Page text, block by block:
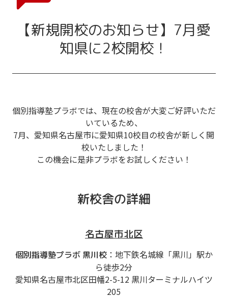
【新規開校のお知らせ】7月愛
知県に2校開校！
個別指導塾プラボでは、現在の校舎が大変ご好評いただ
いているため、
7月、愛知県名古屋市に愛知県10校目の校舎が新しく開
校いたしました！
この機会に是非プラボをお試しください！
新校舎の詳細
名古屋市北区
個別指導塾プラボ 黒川校：地下鉄名城線「黒川」駅か
ら徒歩2分
愛知県名古屋市北区田幡2-5-12 黒川ターミナルハイツ
205